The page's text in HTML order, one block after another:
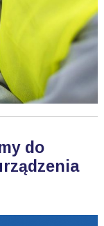
do